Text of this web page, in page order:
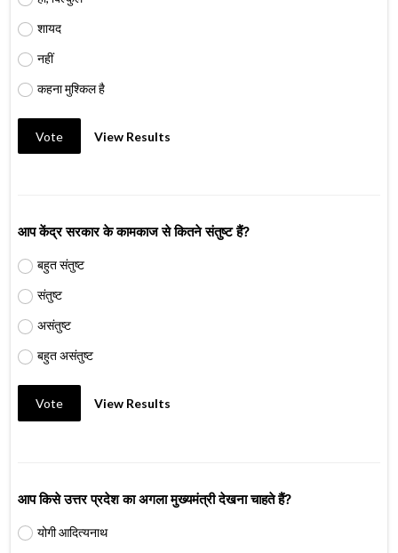
शायद
नहीं
कहना मुश्किल है
Vote View Results
आप केंद्र सरकार के कामकाज से कितने संतुष्ट हैं?
बहुत संतुष्ट
संतुष्ट
असंतुष्ट
बहुत असंतुष्ट
Vote View Results
आप किसे उत्तर प्रदेश का अगला मुख्यमंत्री देखना चाहते हैं?
योगी आदित्यनाथ